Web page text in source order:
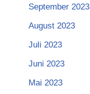
September 2023
August 2023
Juli 2023
Juni 2023
Mai 2023